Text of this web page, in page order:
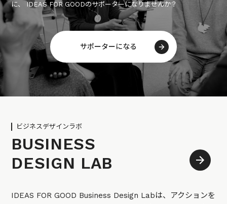
に、 IDEAS FOR GOODのサポーターになりませんか？
サポーターになる
ビジネスデザインラボ
BUSINESS
DESIGN LAB
IDEAS FOR GOOD Business Design Labは、アクションを